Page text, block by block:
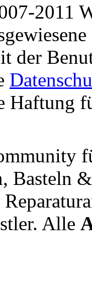
2011
der
Haftung
Basteln
Alle